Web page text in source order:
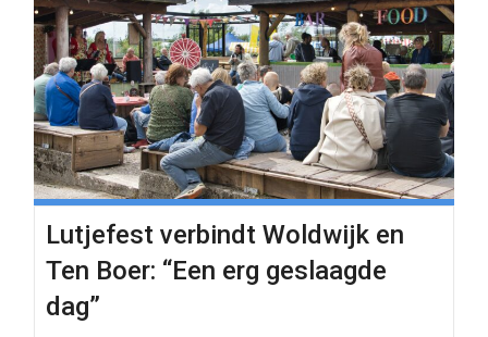
Lutjefest verbindt Woldwijk en
Ten Boer: “Een erg geslaagde
dag”